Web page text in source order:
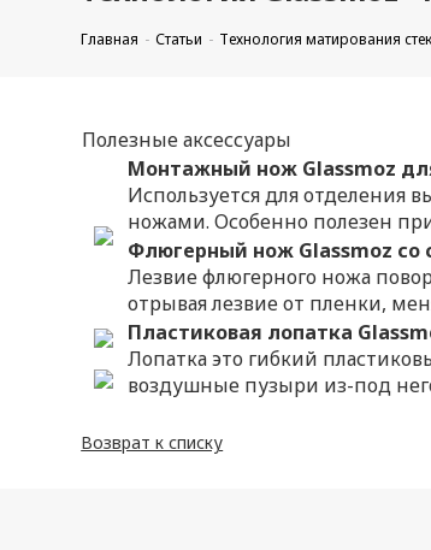
Главная Статьи Технология матирования
Полезные аксессуары
Монтажный нож Glassmoz
Используется для отделения
ножами. Особенно полезен
Флюгерный нож Glassmoz
Лезвие флюгерного ножа
отрывая лезвие от пленки,
Пластиковая лопатка
Лопатка это гибкий
воздушные пузыри из-под
Возврат к списку